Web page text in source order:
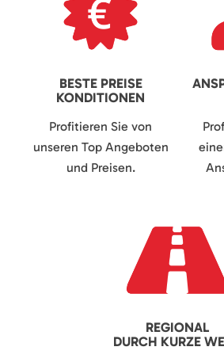
BESTE PREISE
KONDITIONEN
Profitieren Sie von
unseren Top Angeboten
und Preisen.
REGIONAL
DURCH KURZE